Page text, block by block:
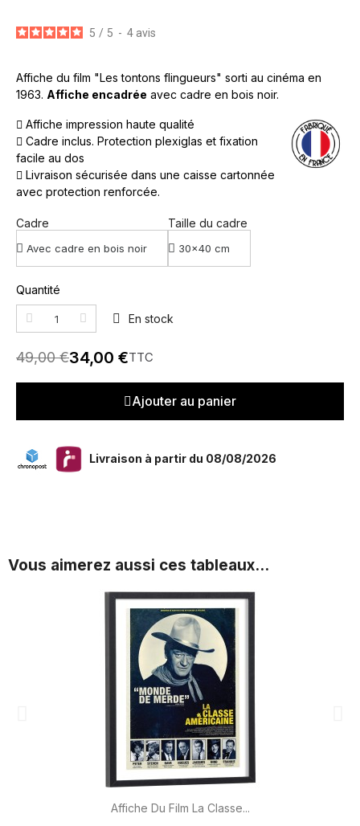
5 / 5 - 4 avis
Affiche du film "Les tontons flingueurs" sorti au cinéma en
1963. Affiche encadrée avec cadre en bois noir.
Affiche impression haute qualité
Cadre inclus. Protection plexiglas et fixation
facile au dos
Livraison sécurisée dans une caisse cartonnée
avec protection renforcée.
Cadre Taille du cadre
Quantité
En stock
49,00 €34,00 €TTC
Ajouter au panier
Livraison à partir du 08/08/2026
Vous aimerez aussi ces tableaux...
Affiche Du Film La Classe...